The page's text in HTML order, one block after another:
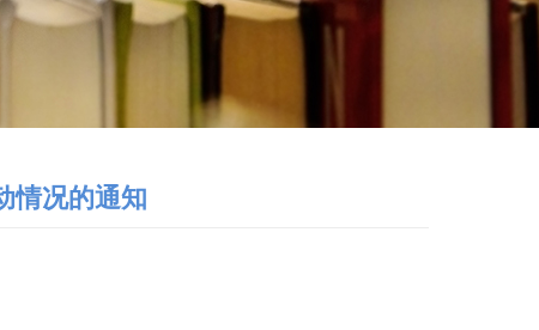
情况的通知